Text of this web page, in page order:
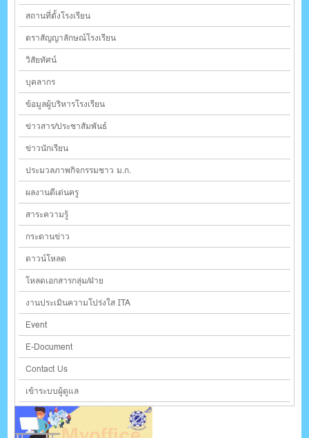
สถานที่ตั้งโรงเรียน
ตราสัญญาลักษณ์โรงเรียน
วิสัยทัศน์
บุคลากร
ข้อมูลผู้บริหารโรงเรียน
ข่าวสาร/ประชาสัมพันธ์
ข่าวนักเรียน
ประมวลภาพกิจกรรมชาว ม.ก.
ผลงานดีเด่นครู
สาระความรู้
กระดานข่าว
ดาวน์โหลด
โหลดเอกสารกลุ่ม/ฝ่าย
งานประเมินความโปร่งใส ITA
Event
E-Document
Contact Us
เข้าระบบผู้ดูแล